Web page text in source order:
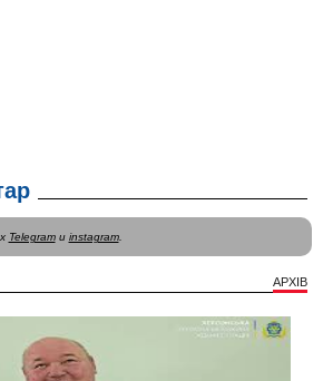
Telegramи instagram.
АРХІВ